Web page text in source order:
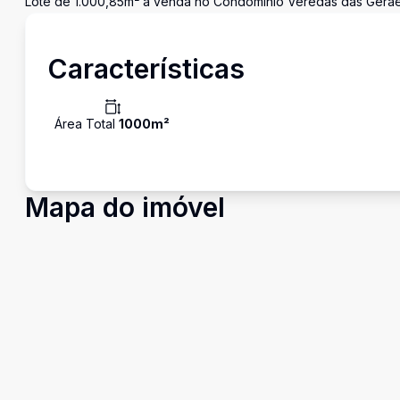
Características
Área Total 1000m²
Mapa do imóvel